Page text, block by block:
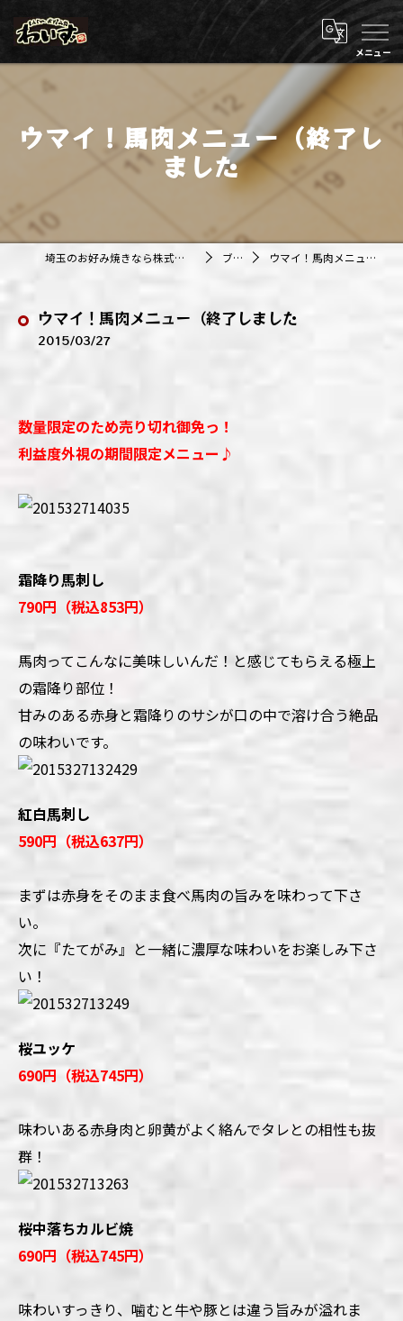
ウマイ！馬肉メニュー（終了し
ました
埼玉のお好み焼きなら株式会社アジルカンパニー ブログ ウマイ！馬肉メニュー（終了しました
ウマイ！馬肉メニュー（終了しました
2015/03/27
数量限定のため売り切れ御免っ！
利益度外視の期間限定メニュー♪
霜降り馬刺し
790円（税込853円）
馬肉ってこんなに美味しいんだ！と感じてもらえる極上
の霜降り部位！
甘みのある赤身と霜降りのサシが口の中で溶け合う絶品
の味わいです。
紅白馬刺し
590円（税込637円）
まずは赤身をそのまま食べ馬肉の旨みを味わって下さ
い。
次に『たてがみ』と一緒に濃厚な味わいをお楽しみ下さ
い！
桜ユッケ
690円（税込745円）
味わいある赤身肉と卵黄がよく絡んでタレとの相性も抜
群！
桜中落ちカルビ焼
690円（税込745円）
味わいすっきり、噛むと牛や豚とは違う旨みが溢れま